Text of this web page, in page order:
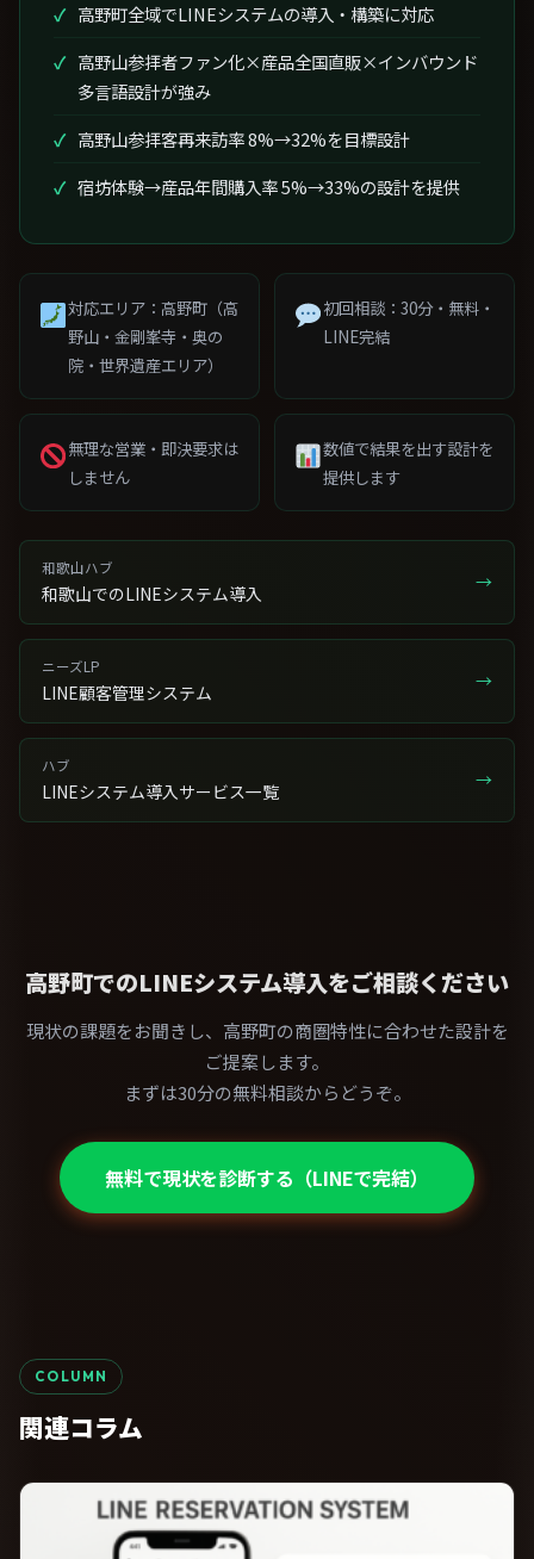
高野町全域でLINEシステムの導入・構築に対応
高野山参拝者ファン化×産品全国直販×インバウンド
多言語設計が強み
高野山参拝客再来訪率 8%→32%を目標設計
宿坊体験→産品年間購入率 5%→33%の設計を提供
対応エリア：高野町（高
野山・金剛峯寺・奥の
院・世界遺産エリア）
初回相談：30分・無料・
LINE完結
無理な営業・即決要求は
しません
数値で結果を出す設計を
提供します
和歌山ハブ
和歌山でのLINEシステム導入 →
ニーズLP
LINE顧客管理システム →
ハブ
LINEシステム導入サービス一覧 →
高野町でのLINEシステム導入をご相談ください
現状の課題をお聞きし、高野町の商圏特性に合わせた設計を
ご提案します。
まずは30分の無料相談からどうぞ。
無料で現状を診断する（LINEで完結）
COLUMN
関連コラム